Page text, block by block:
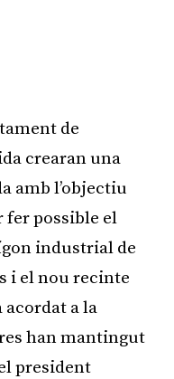
de
crearan una
amb l’objectiu
fer possible el
industrial de
i el nou recinte
acordat a la
han mantingut
president